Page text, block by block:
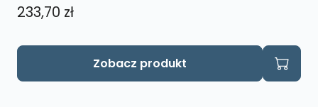
233,70 zł
Zobacz produkt